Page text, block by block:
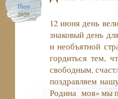
Июн
2020
12 июня день
знаковый день
и необъятной
гордиться тем,
свободным,
поздравляем
Родина моя» мы